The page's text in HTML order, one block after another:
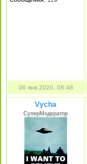
06 янв 2020, 08:48
Vycha
СуперМодератор